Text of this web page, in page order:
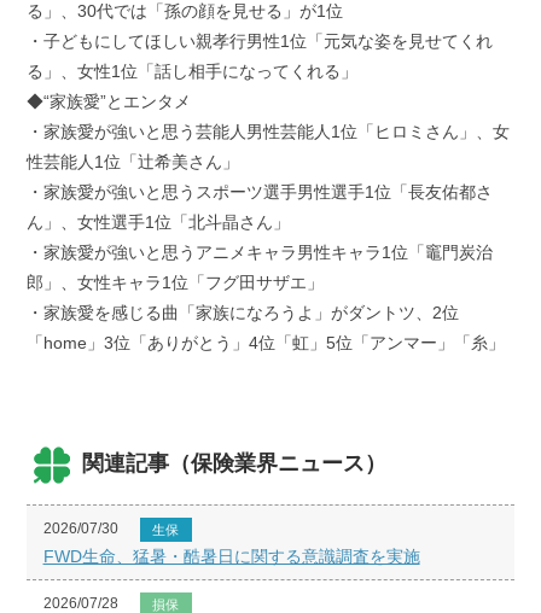
る」、30代では「孫の顔を見せる」が1位
・子どもにしてほしい親孝行男性1位「元気な姿を見せてくれ
る」、女性1位「話し相手になってくれる」
◆“家族愛”とエンタメ
・家族愛が強いと思う芸能人男性芸能人1位「ヒロミさん」、女
性芸能人1位「辻希美さん」
・家族愛が強いと思うスポーツ選手男性選手1位「長友佑都さ
ん」、女性選手1位「北斗晶さん」
・家族愛が強いと思うアニメキャラ男性キャラ1位「竈門炭治
郎」、女性キャラ1位「フグ田サザエ」
・家族愛を感じる曲「家族になろうよ」がダントツ、2位
「home」3位「ありがとう」4位「虹」5位「アンマー」「糸」
関連記事（保険業界ニュース）
2026/07/30 生保
FWD生命、猛暑・酷暑日に関する意識調査を実施
2026/07/28 損保